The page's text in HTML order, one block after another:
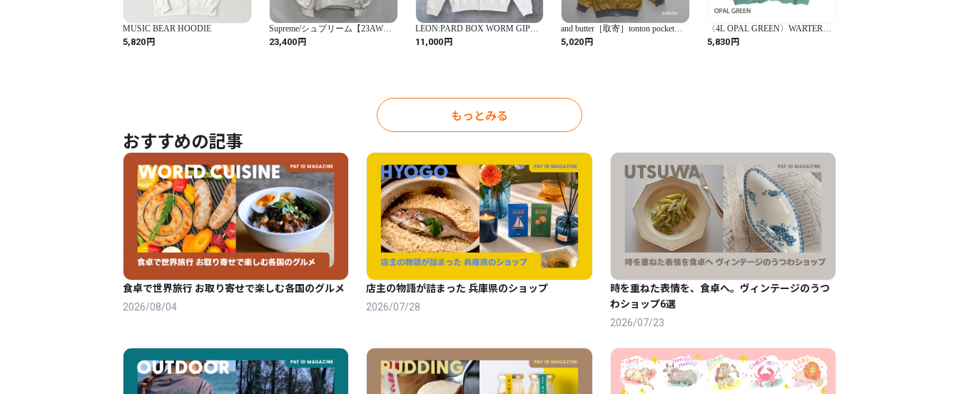
MUSIC BEAR HOODIE
5,820円
Supreme/シュプリーム【23AW】
Box Logo Hooded Sweatshirt/ボッ
クスロゴ フーデッド スウェット
23,400円
LEON:PARD BOX WORM GIP
PARKER
11,000円
and butter［取寄］tonton pocket
zipup jacket 26autumn
5,020円
〈4L OPAL GREEN〉WARTER
REPELLENT SKIN TIGHT SUIT
ウォーターリペレントスキンタイ
5,830円
もっとみる
おすすめの記事
食卓で世界旅行 お取り寄せで楽しむ各国のグルメ
2026/08/04
店主の物語が詰まった 兵庫県のショップ
2026/07/28
時を重ねた表情を、食卓へ。ヴィンテージのうつ
わショップ6選
2026/07/23